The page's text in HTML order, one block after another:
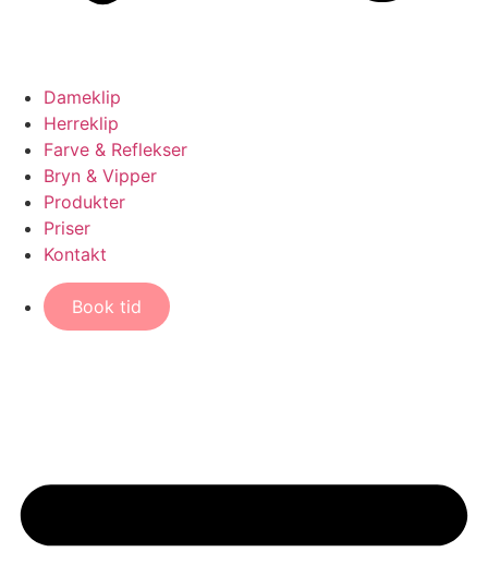
Dameklip
Herreklip
Farve & Reflekser
Bryn & Vipper
Produkter
Priser
Kontakt
Book tid